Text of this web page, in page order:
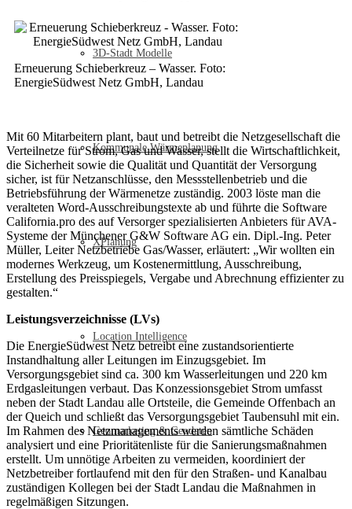
3D-Stadt Modelle
Kommunale Wärmeplanung
XPlanung
Location Intelligence
Geomarketing & Geodaten
Erneuerung Schieberkreuz – Wasser. Foto:
EnergieSüdwest Netz GmbH, Landau
Mit 60 Mitarbeitern plant, baut und betreibt die Netzgesellschaft die
Verteilnetze für Strom, Gas und Wasser, stellt die Wirtschaftlichkeit,
die Sicherheit sowie die Qualität und Quantität der Versorgung
sicher, ist für Netzanschlüsse, den Messstellenbetrieb und die
Betriebsführung der Wärmenetze zuständig. 2003 löste man die
veralteten Word-Ausschreibungstexte ab und führte die Software
California.pro des auf Versorger spezialisierten Anbieters für AVA-
Systeme der Münchener G&W Software AG ein. Dipl.-Ing. Peter
Müller, Leiter Netzbetriebe Gas/Wasser, erläutert: „Wir wollten ein
modernes Werkzeug, um Kostenermittlung, Ausschreibung,
Erstellung des Preisspiegels, Vergabe und Abrechnung effizienter zu
gestalten.“
Leistungsverzeichnisse (LVs)
Die EnergieSüdwest Netz betreibt eine zustandsorientierte
Instandhaltung aller Leitungen im Einzugsgebiet. Im
Versorgungsgebiet sind ca. 300 km Wasserleitungen und 220 km
Erdgasleitungen verbaut. Das Konzessionsgebiet Strom umfasst
neben der Stadt Landau alle Ortsteile, die Gemeinde Offenbach an
der Queich und schließt das Versorgungsgebiet Taubensuhl mit ein.
Im Rahmen des Netzmanagements werden sämtliche Schäden
analysiert und eine Prioritätenliste für die Sanierungsmaßnahmen
erstellt. Um unnötige Arbeiten zu vermeiden, koordiniert der
Netzbetreiber fortlaufend mit den für den Straßen- und Kanalbau
zuständigen Kollegen bei der Stadt Landau die Maßnahmen in
regelmäßigen Sitzungen.